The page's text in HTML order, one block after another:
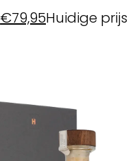
€79,95Huidige prijs